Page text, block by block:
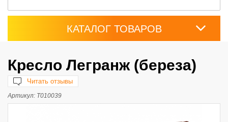
КАТАЛОГ ТОВАРОВ
Кресло Легранж (береза)
Читать отзывы
Артикул: Т010039